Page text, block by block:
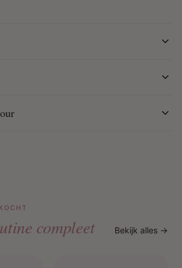
sterke hold. Werk sectie voor
compleet Bekijk alles →